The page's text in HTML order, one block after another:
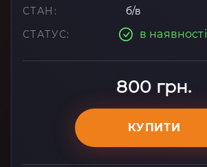
СТАН:
б/в
СТАТУС:
в наявності
800 грн.
КУПИТИ